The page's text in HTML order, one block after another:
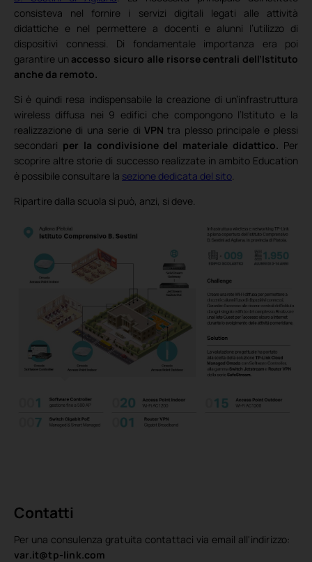
consisteva nel fornire i servizi digitali legati alle attività
didattiche e nel permettere a docenti e alunni l’utilizzo di
dispositivi connessi. Di fondamentale importanza era poi
garantire un accesso sicuro alle risorse centrali dell’Istituto
anche da remoto.
Si è quindi resa indispensabile la creazione di un’infrastruttura
wireless diffusa nei 9 edifici che compongono l’Istituto e la
realizzazione di una serie di VPN tra plesso principale e plessi
secondari per la condivisione del materiale didattico. Per
scoprire altre storie di successo realizzate in ambito Education
è possibile consultare la sezione dedicata del sito
Ripartire dalla scuola si può, anzi, si deve.
Contatti
Per una consulenza gratuita contattaci via email all'indirizzo:
var.it@tp-link.com